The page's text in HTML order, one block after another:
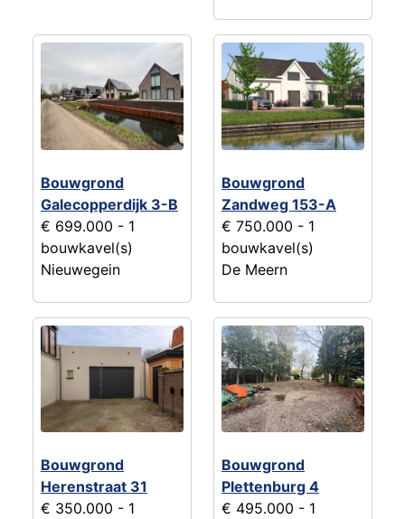
Bouwgrond
Galecopperdijk 3-B
€ 699.000 - 1
bouwkavel(s)
Nieuwegein
Bouwgrond
Zandweg 153-A
€ 750.000 - 1
bouwkavel(s)
De Meern
Bouwgrond
Herenstraat 31
€ 350.000 - 1
Bouwgrond
Plettenburg 4
€ 495.000 - 1